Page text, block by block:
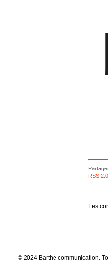
RSS
Les
© 2024 Barthe communication.